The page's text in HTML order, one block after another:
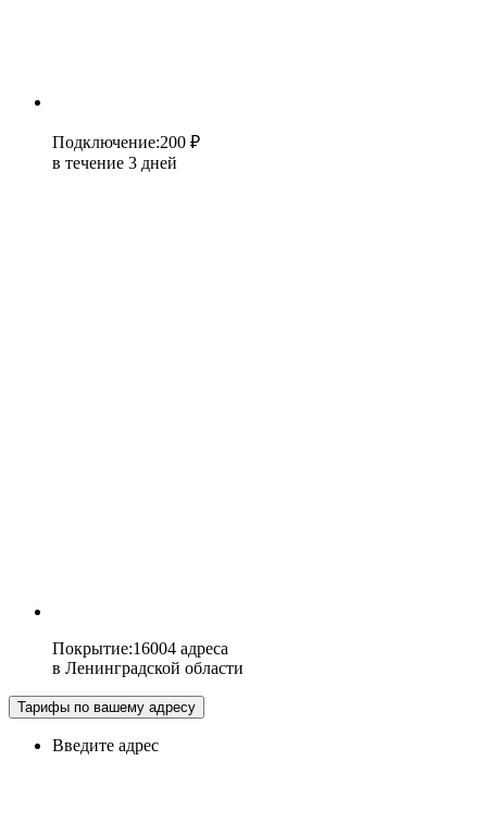
Подключение:200 ₽
в течение 3 дней
Покрытие:16004 адреса
в Ленинградской области
Тарифы по вашему адресу
Введите адрес